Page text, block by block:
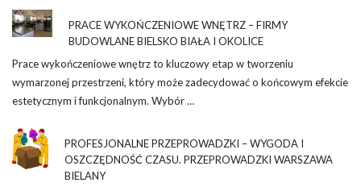
PRACE WYKOŃCZENIOWE WNĘTRZ – FIRMY
BUDOWLANE BIELSKO BIAŁA I OKOLICE
Prace wykończeniowe wnętrz to kluczowy etap w tworzeniu
wymarzonej przestrzeni, który może zadecydować o końcowym efekcie
estetycznym i funkcjonalnym. Wybór …
PROFESJONALNE PRZEPROWADZKI – WYGODA I
OSZCZĘDNOŚĆ CZASU. PRZEPROWADZKI WARSZAWA
BIELANY